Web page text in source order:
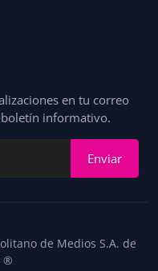
en tu correo
informativo.
Enviar
de Medios S.A. de
®